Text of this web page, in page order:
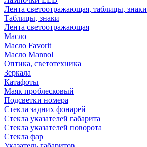
Лента светоотражающая, таблицы, знаки
Таблицы, знаки
Лента светоотражающая
Масло
Масло Favorit
Масло Mannol
Оптика, светотехника
Зеркала
Катафоты
Маяк проблесковый
Подсветки номера
Стекла задних фонарей
Стекла указателей габарита
Стекла указателей поворота
Стекла фар